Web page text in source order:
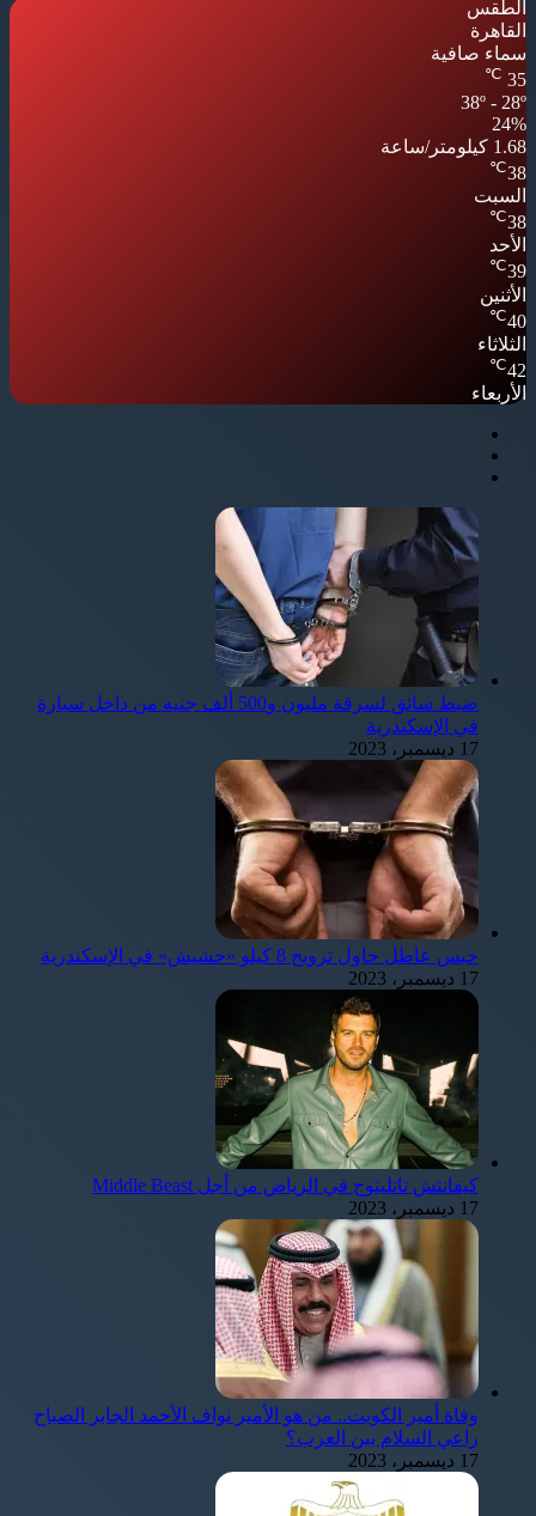
الطقس
القاهرة
سماء صافية
35
℃
38º - 28º
24%
1.68 كيلومتر/ساعة
38
℃
السبت
38
℃
الأحد
39
℃
الأثنين
40
℃
الثلاثاء
42
℃
الأربعاء
ضبط سائق لسرقة مليون و500 ألف جنيه من داخل سيارة
في الإسكندرية
17 ديسمبر، 2023
حبس عاطل حاول ترويج 8 كيلو «حشيش» في الإسكندرية
17 ديسمبر، 2023
كيفانتش تاتليتوج في الرياض من أجل Middle Beast
17 ديسمبر، 2023
وفاة أمير الكويت.. من هو الأمير نواف الأحمد الجابر الصباح
راعي السلام بين العرب؟
17 ديسمبر، 2023